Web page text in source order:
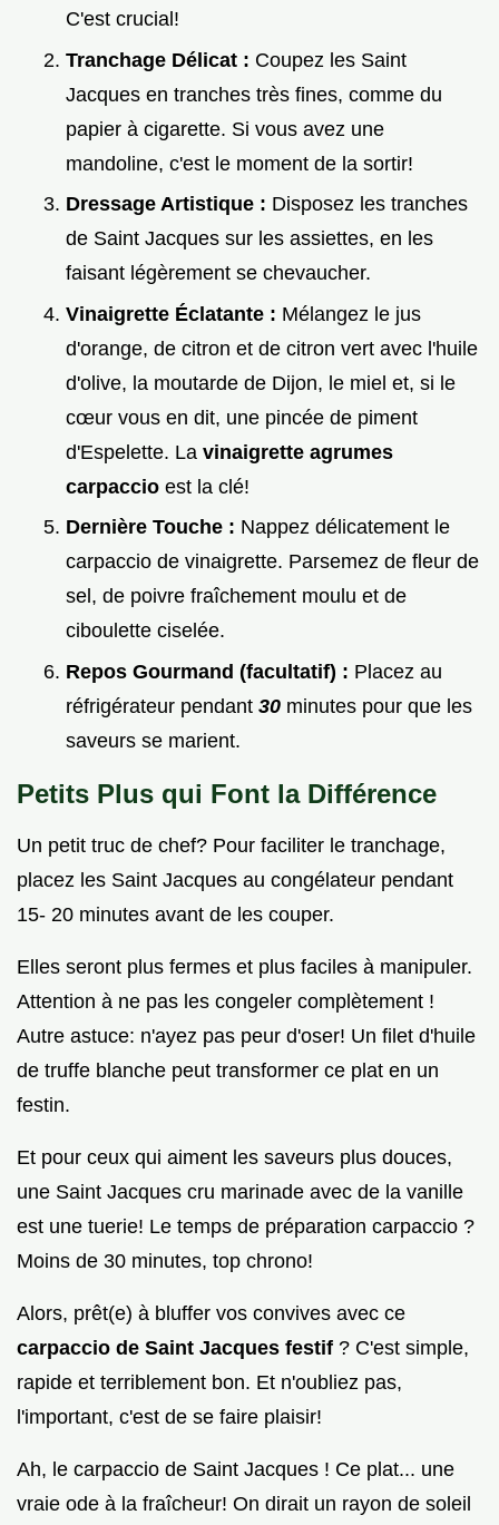
C'est crucial!
Tranchage Délicat : Coupez les Saint
Jacques en tranches très fines, comme du
papier à cigarette. Si vous avez une
mandoline, c'est le moment de la sortir!
Dressage Artistique : Disposez les tranches
de Saint Jacques sur les assiettes, en les
faisant légèrement se chevaucher.
Vinaigrette Éclatante : Mélangez le jus
d'orange, de citron et de citron vert avec l'huile
d'olive, la moutarde de Dijon, le miel et, si le
cœur vous en dit, une pincée de piment
d'Espelette. La vinaigrette agrumes
carpaccio est la clé!
Dernière Touche : Nappez délicatement le
carpaccio de vinaigrette. Parsemez de fleur de
sel, de poivre fraîchement moulu et de
ciboulette ciselée.
Repos Gourmand (facultatif) : Placez au
réfrigérateur pendant 30 minutes pour que les
saveurs se marient.
Petits Plus qui Font la Différence
Un petit truc de chef? Pour faciliter le tranchage,
placez les Saint Jacques au congélateur pendant
15- 20 minutes avant de les couper.
Elles seront plus fermes et plus faciles à manipuler.
Attention à ne pas les congeler complètement !
Autre astuce: n'ayez pas peur d'oser! Un filet d'huile
de truffe blanche peut transformer ce plat en un
festin.
Et pour ceux qui aiment les saveurs plus douces,
une Saint Jacques cru marinade avec de la vanille
est une tuerie! Le temps de préparation carpaccio ?
Moins de 30 minutes, top chrono!
Alors, prêt(e) à bluffer vos convives avec ce
carpaccio de Saint Jacques festif ? C'est simple,
rapide et terriblement bon. Et n'oubliez pas,
l'important, c'est de se faire plaisir!
Ah, le carpaccio de Saint Jacques ! Ce plat... une
vraie ode à la fraîcheur! On dirait un rayon de soleil